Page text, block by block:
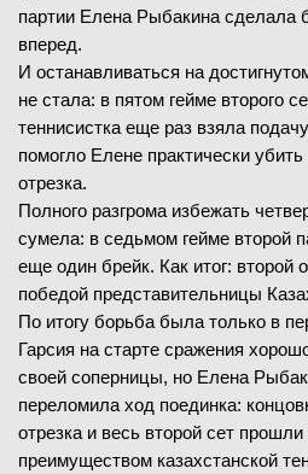
партии Елена Рыбакина сделала
вперед.
И останавливаться на
не стала: в пятом гейме второго
теннисистка еще раз взяла
помогло Елене практически убить
отрезка.
Полного разгрома избежать
сумела: в седьмом гейме второй
еще один брейк. Как итог: второй
победой представительницы
По итогу борьба была только в
Гарсия на старте сражения
своей соперницы, но Елена
переломила ход поединка:
отрезка и весь второй сет
преимуществом казахстанской